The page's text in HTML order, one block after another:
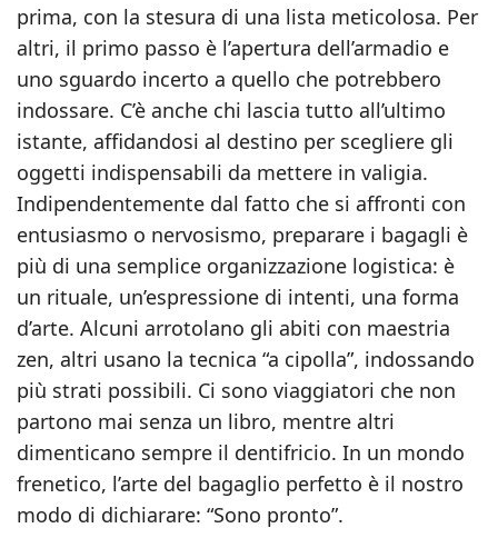
prima, con la stesura di una lista meticolosa. Per
altri, il primo passo è l’apertura dell’armadio e
uno sguardo incerto a quello che potrebbero
indossare. C’è anche chi lascia tutto all’ultimo
istante, affidandosi al destino per scegliere gli
oggetti indispensabili da mettere in valigia.
Indipendentemente dal fatto che si affronti con
entusiasmo o nervosismo, preparare i bagagli è
più di una semplice organizzazione logistica: è
un rituale, un’espressione di intenti, una forma
d’arte. Alcuni arrotolano gli abiti con maestria
zen, altri usano la tecnica “a cipolla”, indossando
più strati possibili. Ci sono viaggiatori che non
partono mai senza un libro, mentre altri
dimenticano sempre il dentifricio. In un mondo
frenetico, l’arte del bagaglio perfetto è il nostro
modo di dichiarare: “Sono pronto”.